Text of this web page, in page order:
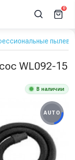
0
WL092-15
В наличии
AUTO